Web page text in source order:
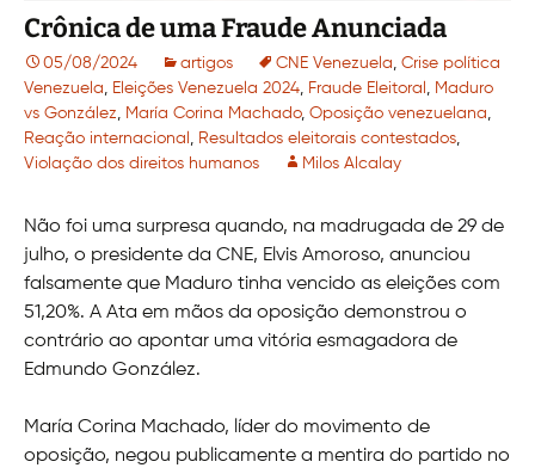
Crônica de uma Fraude Anunciada
05/08/2024 artigos CNE Venezuela, Crise política
Venezuela, Eleições Venezuela 2024, Fraude Eleitoral , Maduro
vs González, María Corina Machado, Oposição venezuelana,
Reação internacional , Resultados eleitorais contestados,
Violação dos direitos humanos
Milos Alcalay
Não foi uma surpresa quando, na madrugada de 29 de
julho, o presidente da CNE, Elvis Amoroso, anunciou
falsamente que Maduro tinha vencido as eleições com
51,20%. A Ata em mãos da oposição demonstrou o
contrário ao apontar uma vitória esmagadora de
Edmundo González.
María Corina Machado, líder do movimento de
oposição, negou publicamente a mentira do partido no